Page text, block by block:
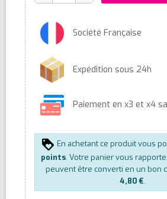
Société Française
Expédition sous 24h
Paiement en x3 et x4
En achetant ce produit vous
points. Votre panier vous
peuvent être converti en un bon
4,80 €.